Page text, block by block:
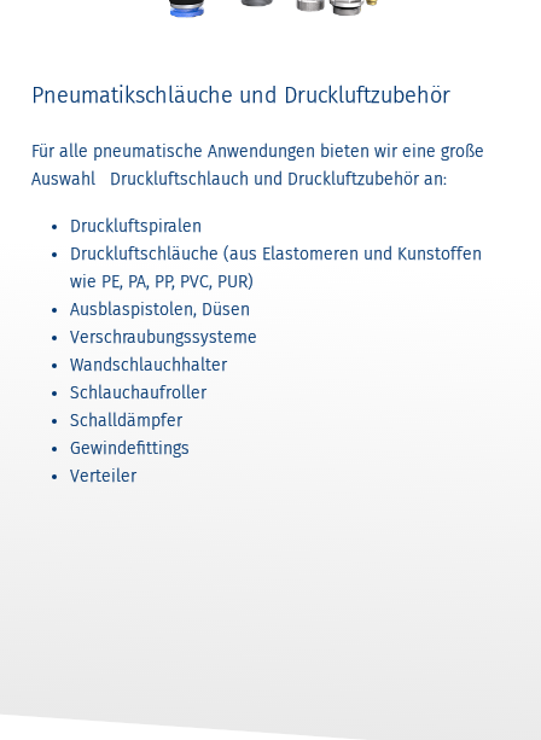
Pneumatikschläuche und Druckluftzubehör
Für alle pneumatische Anwendungen bieten wir eine große
Auswahl Druckluftschlauch und Druckluftzubehör an:
Druckluftspiralen
Druckluftschläuche (aus Elastomeren und Kunstoffen
wie PE, PA, PP, PVC, PUR)
Ausblaspistolen, Düsen
Verschraubungssysteme
Wandschlauchhalter
Schlauchaufroller
Schalldämpfer
Gewindefittings
Verteiler